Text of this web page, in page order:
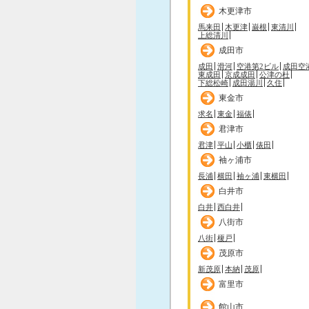
木更津市
馬来田 木更津 巌根 東清川
上総清川
成田市
成田 滑河 空港第2ビル 成田空
東成田 京成成田 公津の杜
下総松崎 成田湯川 久住
東金市
求名 東金 福俵
君津市
君津 平山 小櫃 俵田
袖ヶ浦市
長浦 横田 袖ヶ浦 東横田
白井市
白井 西白井
八街市
八街 榎戸
茂原市
新茂原 本納 茂原
富里市
館山市